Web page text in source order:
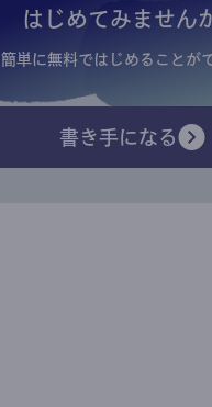
はじめてみません
簡単に無料ではじめることが
書き手になる